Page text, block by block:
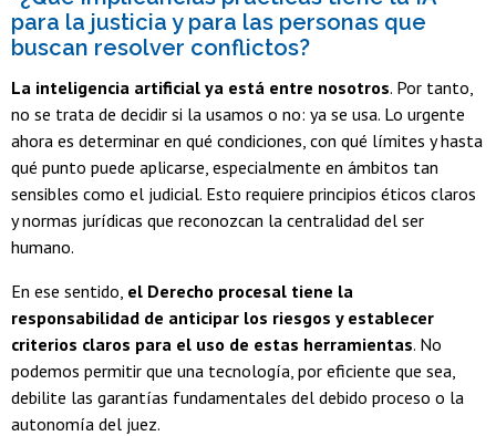
para la justicia y para las personas que
buscan resolver conflictos?
La inteligencia artificial ya está entre nosotros. Por tanto,
no se trata de decidir si la usamos o no: ya se usa. Lo urgente
ahora es determinar en qué condiciones, con qué límites y hasta
qué punto puede aplicarse, especialmente en ámbitos tan
sensibles como el judicial. Esto requiere principios éticos claros
y normas jurídicas que reconozcan la centralidad del ser
humano.
En ese sentido, el Derecho procesal tiene la
responsabilidad de anticipar los riesgos y establecer
criterios claros para el uso de estas herramientas. No
podemos permitir que una tecnología, por eficiente que sea,
debilite las garantías fundamentales del debido proceso o la
autonomía del juez.